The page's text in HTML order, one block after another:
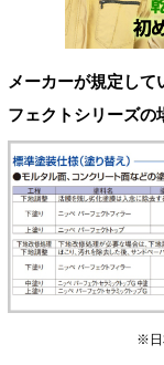
メーカーが規定し
フェクトシリーズの
※日